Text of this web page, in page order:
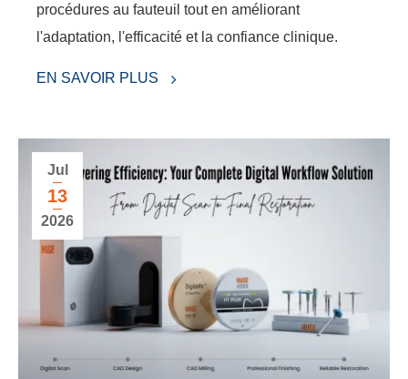
procédures au fauteuil tout en améliorant
l'adaptation, l'efficacité et la confiance clinique.
EN SAVOIR PLUS
Jul
13
2026